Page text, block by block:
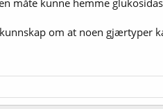
måte kunne hemme
om at noen gjærtyper